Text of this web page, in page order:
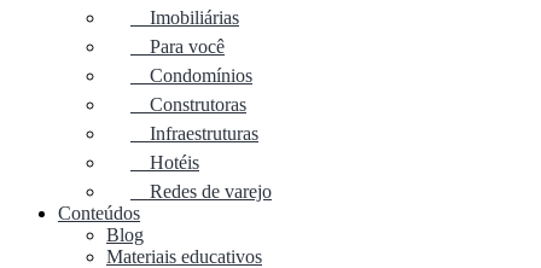
Imobiliárias
Para você
Condomínios
Construtoras
Infraestruturas
Hotéis
Redes de varejo
Conteúdos
Blog
Materiais educativos